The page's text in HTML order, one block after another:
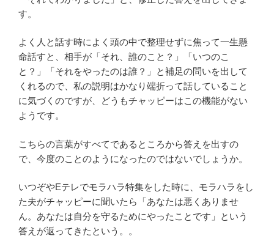
す。
よく人と話す時によく頭の中で整理せずに焦って一生懸
命話すと、相手が「それ、誰のこと？」「いつのこ
と？」「それをやったのは誰？」と補足の問いを出して
くれるので、私の説明はかなり端折って話していること
に気づくのですが、どうもチャッピーはこの機能がない
ようです。
こちらの言葉がすべてであるところから答えを出すの
で、今度のことのようになったのではないでしょうか。
いつぞやEテレでモラハラ特集をした時に、モラハラをし
た夫がチャッピーに聞いたら「あなたは悪くありませ
ん。あなたは自分を守るためにやったことです」という
答えが返ってきたという。。